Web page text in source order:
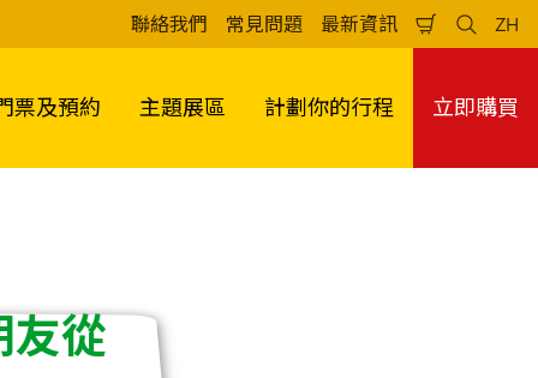
聯絡我們 常見問題 最新資訊
Shopping
Cart
Search
ZH
票及預約 主題展區 計劃你的行程 立即購買
友從